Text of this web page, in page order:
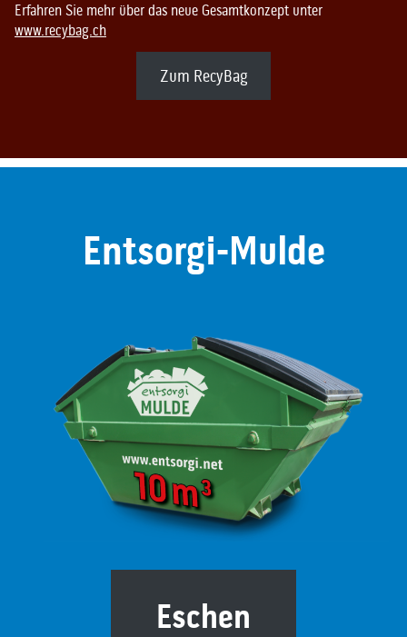
Erfahren Sie mehr über das neue Gesamtkonzept unter
www.recybag.ch
Zum RecyBag
Entsorgi-Mulde
Eschen